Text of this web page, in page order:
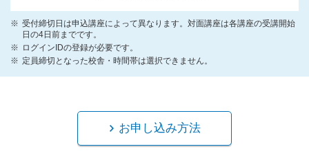
受付締切日は申込講座によって異なります。対面講座は各講座の受講開始
日の4日前までです。
ログインIDの登録が必要です。
定員締切となった校舎・時間帯は選択できません。
お申し込み方法